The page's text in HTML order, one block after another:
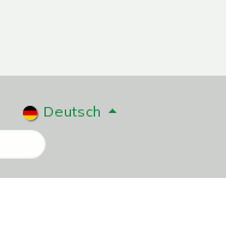
Deutsch